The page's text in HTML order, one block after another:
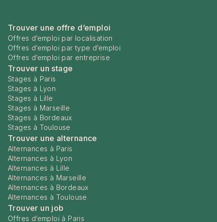
Trouver une offre d’emploi
Offres d’emploi par localisation
Offres d’emploi par type d’emploi
Offres d’emploi par entreprise
Trouver un stage
Stages à Paris
Stages à Lyon
Stages à Lille
Stages à Marseille
Stages à Bordeaux
Stages à Toulouse
Trouver une alternance
Alternances à Paris
Alternances à Lyon
Alternances à Lille
Alternances à Marseille
Alternances à Bordeaux
Alternances à Toulouse
Trouver un job
Offres d’emploi à Paris